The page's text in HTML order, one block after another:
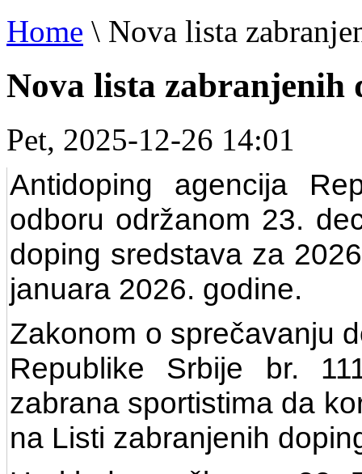
Home \ Nova lista
Nova lista zabranjenih
Pet, 2025-12-26 14:01
Antidoping agencija
odboru održanom 23.
doping sredstava za
januara 2026. godine.
Zakonom o sprečavanju
Republike Srbije br.
zabrana sportistima da
na Listi zabranjenih